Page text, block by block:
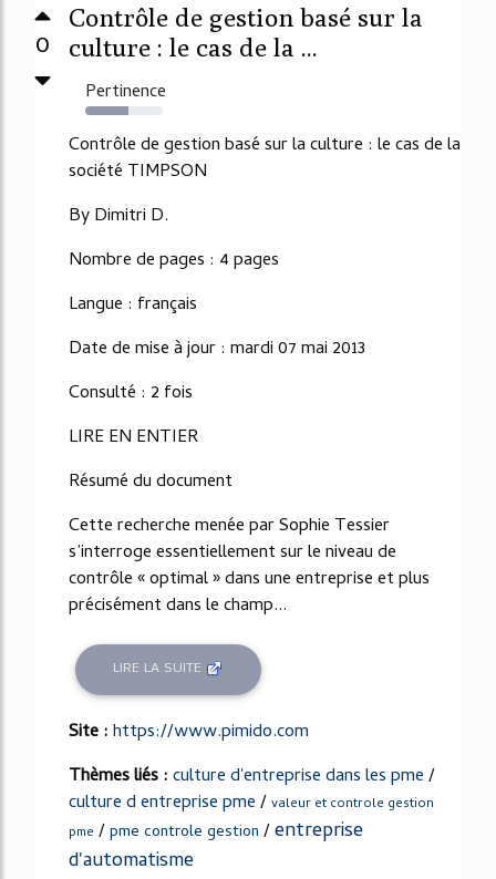
0
Contrôle de gestion basé sur la
culture : le cas de la ...
Pertinence
55%
Contrôle de gestion basé sur la culture : le cas de la
société TIMPSON
By Dimitri D.
Nombre de pages : 4 pages
Langue : français
Date de mise à jour : mardi 07 mai 2013
Consulté : 2 fois
LIRE EN ENTIER
Résumé du document
Cette recherche menée par Sophie Tessier
s’interroge essentiellement sur le niveau de
contrôle « optimal » dans une entreprise et plus
précisément dans le champ...
LIRE LA SUITE
Site :https://www.pimido.com
Thèmes liés :culture d'entreprise dans les pme/
culture d entreprise pme/ valeur et controle gestion
pme /pme controle gestion /entreprise
d'automatisme